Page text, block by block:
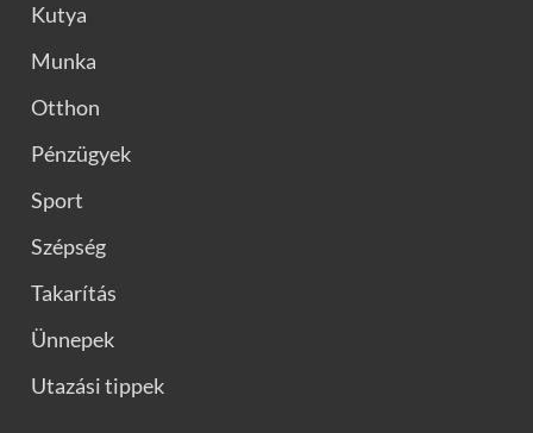
Kutya
Munka
Otthon
Pénzügyek
Sport
Szépség
Takarítás
Ünnepek
Utazási tippek